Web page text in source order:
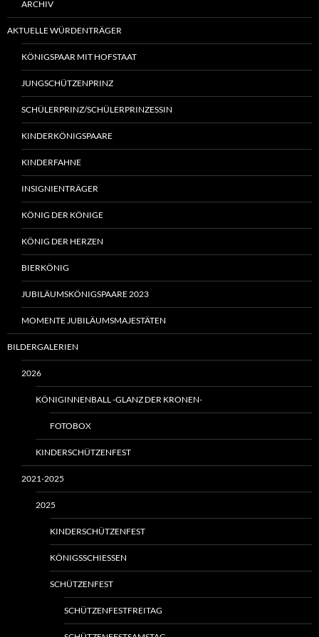
ARCHIV
AKTUELLE WÜRDENTRÄGER
KÖNIGSPAAR MIT HOFSTAAT
JUNGSCHÜTZENPRINZ
SCHÜLERPRINZ/SCHÜLERPRINZESSIN
KINDERKÖNIGSPAARE
KINDERFAHNE
INSIGNIENTRÄGER
KÖNIG DER KÖNIGE
KÖNIG DER HERZEN
BIERKÖNIG
JUBILÄUMSKÖNIGSPAARE 2023
MOMENTE JUBILÄUMSMAJESTÄTEN
BILDERGALERIEN
2026
KÖNIGINNENBALL -GLANZ DER KRONEN-
FOTOBOX
KINDERSCHÜTZENFEST
2021-2025
2025
KINDERSCHÜTZENFEST
KÖNIGSSCHIESSEN
SCHÜTZENFEST
SCHÜTZENFESTFREITAG